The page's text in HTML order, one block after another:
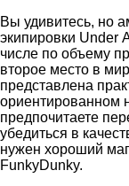
Вы удивитесь, но
экипировки Under
числе по объему
второе место в
представлена
ориентированном
предпочитаете
убедиться в
нужен хороший
FunkyDunky.